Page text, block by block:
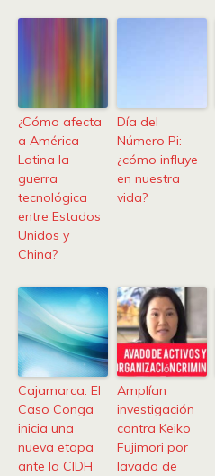
¿Cómo afecta
a América
Latina la
guerra
tecnológica
entre Estados
Unidos y
China?
Día del
Número Pi:
¿cómo influye
en nuestra
vida?
Cajamarca: El
Caso Conga
inicia una
nueva etapa
ante la CIDH
Amplían
investigación
contra Keiko
Fujimori por
lavado de